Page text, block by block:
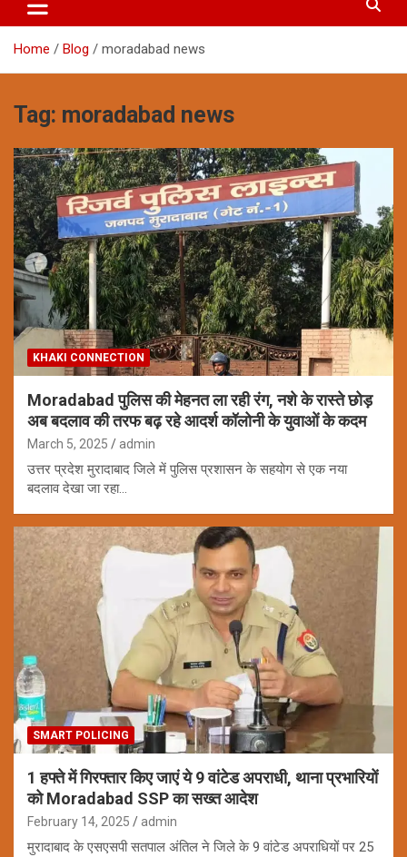
Home Blog moradabad news
Tag: moradabad news
KHAKI CONNECTION
Moradabad पुलिस की मेहनत ला रही रंग, नशे के रास्ते छोड़
अब बदलाव की तरफ बढ़ रहे आदर्श कॉलोनी के युवाओं के कदम
March 5, 2025 admin
उत्तर प्रदेश मुरादाबाद जिले में पुलिस प्रशासन के सहयोग से एक नया
बदलाव देखा जा रहा…
SMART POLICING
1 हफ्ते में गिरफ्तार किए जाएं ये 9 वांटेड अपराधी, थाना प्रभारियों
को Moradabad SSP का सख्त आदेश
February 14, 2025 admin
मुरादाबाद के एसएसपी सतपाल अंतिल ने जिले के 9 वांटेड अपराधियों पर 25